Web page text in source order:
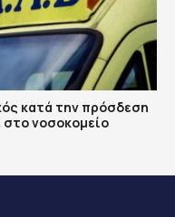
κατά την πρόσδεση
νοσοκομείο